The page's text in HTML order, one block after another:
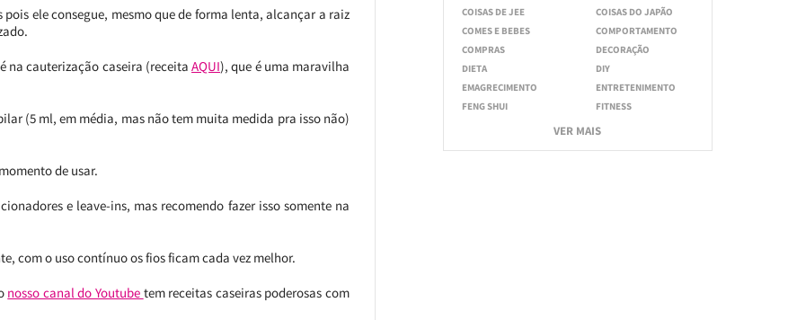
ele consegue, mesmo que de forma lenta, alcançar a raiz
na cauterização caseira (receitaAQUI), que é uma maravilha
(5 ml, em média, mas não tem muita medida pra isso não)
de usar.
e leave-ins, mas recomendo fazer isso somente na
com o uso contínuo os fios ficam cada vez melhor.
nosso canal do Youtube tem receitas caseiras poderosas com
COISAS DE JEE
COISAS DO JAPÃO
COMES E BEBES
COMPORTAMENTO
COMPRAS
DECORAÇÃO
DIETA
DIY
EMAGRECIMENTO
ENTRETENIMENTO
FENG SHUI
FITNESS
VER MAIS